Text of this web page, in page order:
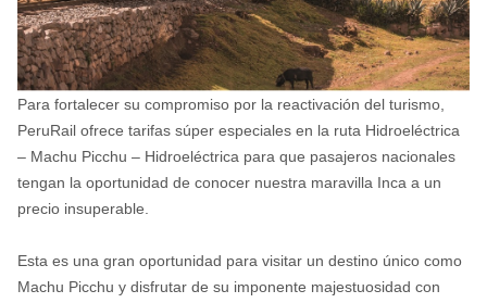
Para fortalecer su compromiso por la reactivación del turismo,
PeruRail ofrece tarifas súper especiales en la ruta Hidroeléctrica
– Machu Picchu – Hidroeléctrica para que pasajeros nacionales
tengan la oportunidad de conocer nuestra maravilla Inca a un
precio insuperable.
Esta es una gran oportunidad para visitar un destino único como
Machu Picchu y disfrutar de su imponente majestuosidad con